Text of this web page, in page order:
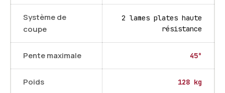
Système de
coupe
2 lames plates haute
résistance
Pente maximale 45°
Poids 128 kg